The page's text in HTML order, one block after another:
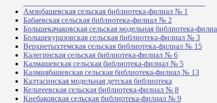
Амзибашевская сельская библиотека-филиал № 1
Бабаевская сельская библиотека-филиал № 2
Большекачаковская сельская модельная библиотека-
Большекуразовская сельская библиотека-филиал № 3
Верхнетыхтемская сельская библиотека-филиал № 15
Калегинская сельская библиотека-филиал № 6
Калмашевская сельская библиотека-филиал № 5
Калмиябашевская сельская библиотека-филиал № 13
Калтасинская модельная детская библиотека
Кельтеевская сельская библиотека-филиал № 8
Киебаковская сельская библиотека-филиал № 9